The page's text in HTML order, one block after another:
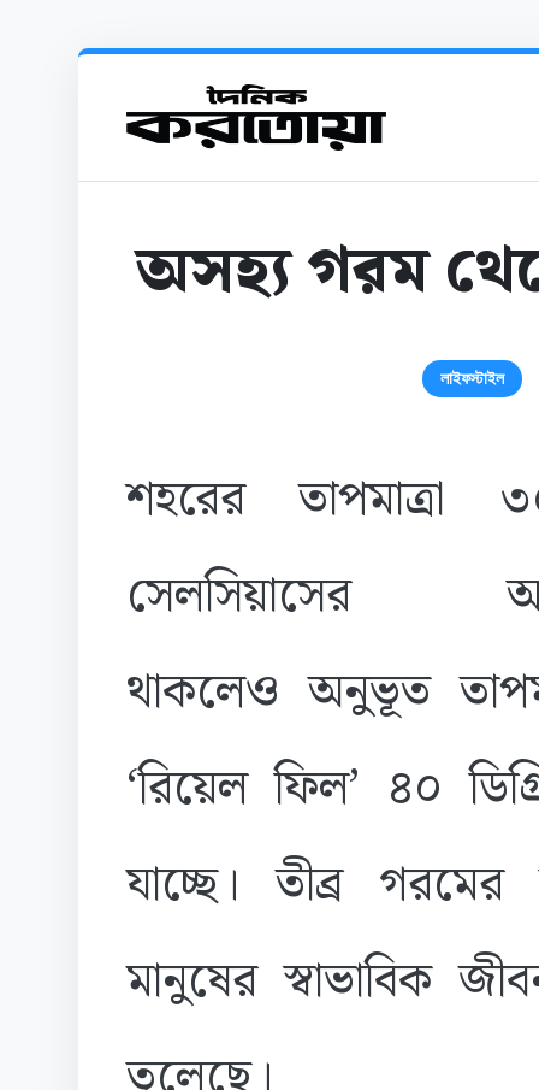
অসহ্য গরম
লাইফস্টাইল
শহরের তাপমাত্রা
সেলসিয়াসের
থাকলেও অনুভূত
‘রিয়েল ফিল’ ৪০
যাচ্ছে। তীব্র
মানুষের স্বাভাবিক